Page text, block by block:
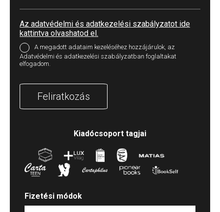
Az adatvédelmi és adatkezelési szabályzatot ide
kattintva olvashatod el.
A megadott adataim kezeléséhez hozzájárulok, az
Adatvédelmi és adatkezelési szabályzatban foglaltakat
elfogadom.
Feliratkozás
Kiadócsoport tagjai
Fizetési módok